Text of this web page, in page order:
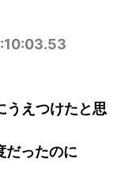
うえつけたと思
だったのに